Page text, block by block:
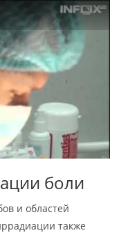
боли
и областей
также